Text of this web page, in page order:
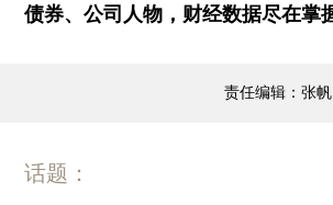
债券、公司人物，财经数据尽在掌
责任编辑：张
话题：